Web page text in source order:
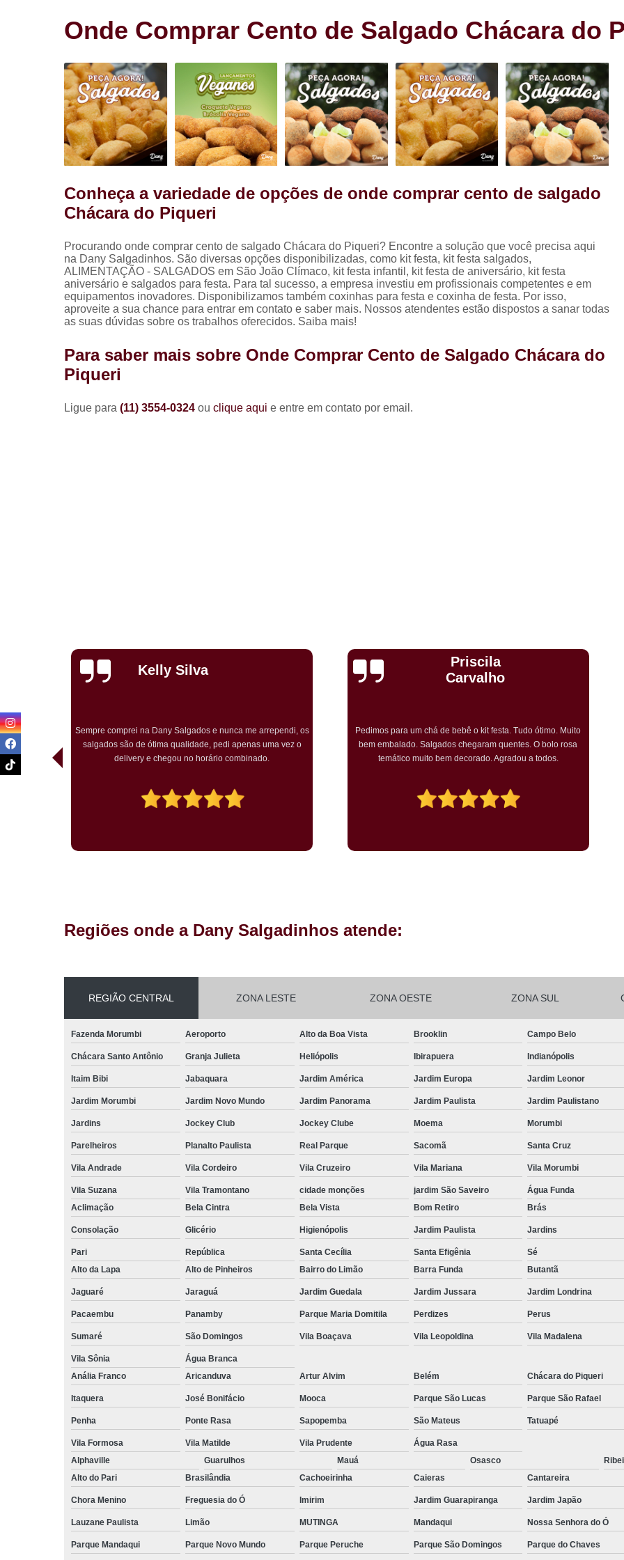
Salgados para
Cento de
Cento de
Cento de Salgado São João
Cento de
Cento de
Cento do Salgado para
Coxinha de Festa com
Coxinha de Frango para
Coxinha Festa Assada
Coxinha Frango de Festa
Coxinha para Festa de
Kit
Kit Festa de
Kit Festa de
Kit Festa de Aniversário
Kit Completo de Festa Pq Bristol
Kit Completo Festa Sacomã
Kit Festa
Kit Festa Infantil Completo
Mini Pastel de Festa Heliópolis
Salgadinhos de
Salgadinhos Festa Infantil Sacomã
Salgadinhos
Salgadinhos para
Salgadinhos
Salgadinhos
Salgadinhos Vegetarianos
Salgado para Festa
Salgado para Festa de
Salgado para Festa de
Salgado para Festa em
Salgado para Festa Frito
Onde Comprar Cento de Salgado Chácara do
Conheça a variedade de opções de onde comprar cento de salgado
Chácara do Piqueri
Procurando onde comprar cento de salgado Chácara do Piqueri? Encontre a solução que você precisa aqui
na Dany Salgadinhos. São diversas opções disponibilizadas, como kit festa, kit festa salgados,
ALIMENTAÇÃO - SALGADOS em São João Clímaco, kit festa infantil, kit festa de aniversário, kit festa
aniversário e salgados para festa. Para tal sucesso, a empresa investiu em profissionais competentes e em
equipamentos inovadores. Disponibilizamos também coxinhas para festa e coxinha de festa. Por isso,
aproveite a sua chance para entrar em contato e saber mais. Nossos atendentes estão dispostos a sanar todas
as suas dúvidas sobre os trabalhos oferecidos. Saiba mais!
Para saber mais sobre Onde Comprar Cento de Salgado Chácara do
Piqueri
Ligue para (11) 3554-0324 ou clique aqui e entre em contato por email.
nunca me arrependi, os
apenas uma vez o
combinado.
Pedimos para um chá de bebê o kit festa. Tudo ótimo. Muito
bem embalado. Salgados chegaram quentes. O bolo rosa
temático muito bem decorado. Agradou a todos.
Cristiane Dramali
Adorei os salgadinhos tradicionais e os
encomendei para o aniversário da minha mãe!
convidados gostaram muito! O preço também foi
tornarei a encomendar!
Regiões onde a Dany Salgadinhos atende:
REGIÃO CENTRAL ZONA LESTE ZONA OESTE ZONA SUL
Fazenda Morumbi Aeroporto Alto da Boa Vista Brooklin Campo Belo
Chácara Santo Antônio Granja Julieta Heliópolis Ibirapuera Indianópolis
Itaim Bibi Jabaquara Jardim América Jardim Europa Jardim Leonor
Jardim Morumbi Jardim Novo Mundo Jardim Panorama Jardim Paulista Jardim Paulistano
Jardins Jockey Club Jockey Clube Moema Morumbi
Parelheiros Planalto Paulista Real Parque Sacomã Santa Cruz
Vila Andrade Vila Cordeiro Vila Cruzeiro Vila Mariana Vila Morumbi
Vila Suzana Vila Tramontano cidade monções jardim São Saveiro
Água Funda
Aclimação
Bela Cintra Bela Vista Bom Retiro Brás
Consolação Glicério Higienópolis Jardim Paulista Jardins
Pari República Santa Cecília Santa Efigênia Sé
Alto da Lapa
Alto de Pinheiros Bairro do Limão Barra Funda Butantã
Jaguaré Jaraguá Jardim Guedala Jardim Jussara Jardim Londrina
Pacaembu Panamby Parque Maria Domitila Perdizes Perus
Sumaré São Domingos Vila Boaçava Vila Leopoldina Vila Madalena
Vila Sônia
Água Branca
Anália Franco
Aricanduva Artur Alvim Belém Chácara do Piqueri
Itaquera José Bonifácio Mooca Parque São Lucas Parque São Rafael
Penha Ponte Rasa Sapopemba São Mateus Tatuapé
Vila Formosa Vila Matilde Vila Prudente
Água Rasa
Alphaville
Guarulhos Mauá Osasco
Alto do Pari
Brasilândia Cachoeirinha Caieras Cantareira
Chora Menino Freguesia do Ó Imirim Jardim Guarapiranga Jardim Japão
Lauzane Paulista Limão MUTINGA Mandaqui Nossa Senhora do Ó
Parque Mandaqui Parque Novo Mundo Parque Peruche Parque São Domingos Parque do Chaves